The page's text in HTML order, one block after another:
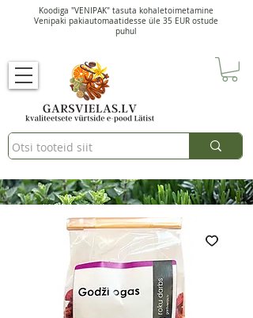
Koodiga "VENIPAK" tasuta kohaletoimetamine
Venipaki pakiautomaatidesse üle 35 EUR ostude
puhul